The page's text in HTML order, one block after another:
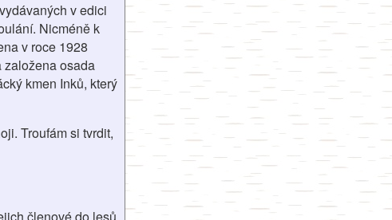
v edici
Nicméně k
v roce 1928
založena osada
kmen Inků, který
Troufám si tvrdit,